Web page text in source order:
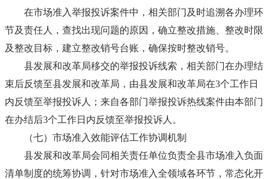
在市场准入举报投诉案件中，相关部门及时追溯各办理环
节及责任人，查找出现问题的原因，确立整改措施、整改时限
及整改目标，建立整改销号台账，确保按时整改销号。
县发展和改革局移交的举报投诉线索，相关部门在办理结
束后反馈至县发展和改革局，由县发展和改革局在3个工作日
内反馈至举报投诉人；来自各部门举报投诉热线案件由本部门
在办结后3个工作日内反馈至举报投诉人。
（七）市场准入效能评估工作协调机制
县发展和改革局会同相关责任单位负责全县市场准入负面
清单制度的统筹协调，针对市场准入全领域各环节，常态化开